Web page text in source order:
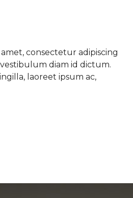
consectetur adipiscing
diam id dictum.
laoreet ipsum ac,